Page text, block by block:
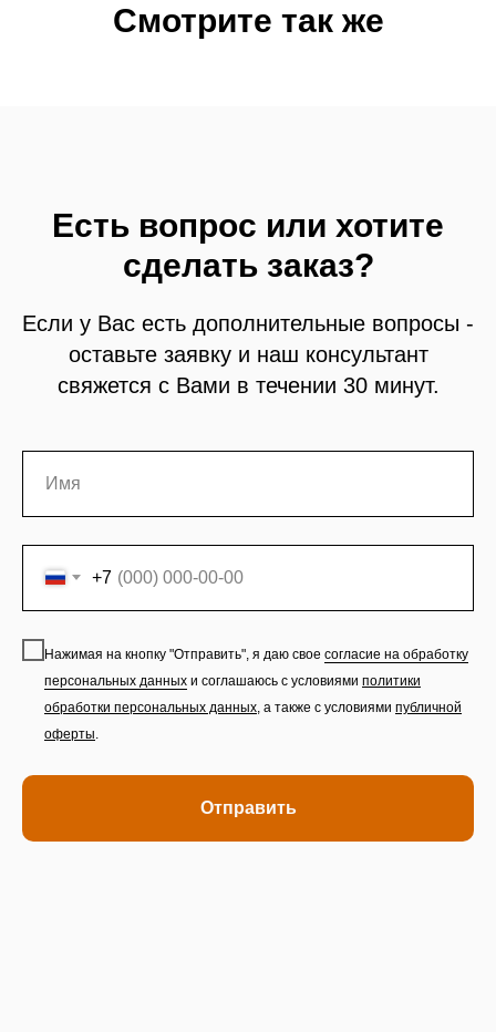
Смотрите так же
Есть вопрос или хотите
сделать заказ?
Если у Вас есть дополнительные вопросы -
оставьте заявку и наш консультант
свяжется с Вами в течении 30 минут.
+7
Нажимая на кнопку "Отправить", я даю свое согласие на обработку
персональных данных и соглашаюсь с условиями политики
обработки персональных данных, а также с условиями публичной
оферты.
Отправить